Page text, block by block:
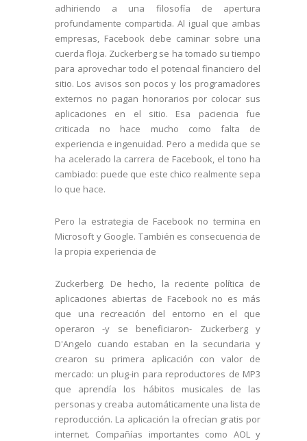
adhiriendo a una filosofía de apertura
profundamente compartida. Al igual que ambas
empresas, Facebook debe caminar sobre una
cuerda floja. Zuckerberg se ha tomado su tiempo
para aprovechar todo el potencial financiero del
sitio. Los avisos son pocos y los programadores
externos no pagan honorarios por colocar sus
aplicaciones en el sitio. Esa paciencia fue
criticada no hace mucho como falta de
experiencia e ingenuidad. Pero a medida que se
ha acelerado la carrera de Facebook, el tono ha
cambiado: puede que este chico realmente sepa
lo que hace.
Pero la estrategia de Facebook no termina en
Microsoft y Google. También es consecuencia de
la propia experiencia de
Zuckerberg. De hecho, la reciente política de
aplicaciones abiertas de Facebook no es más
que una recreación del entorno en el que
operaron -y se beneficiaron- Zuckerberg y
D'Angelo cuando estaban en la secundaria y
crearon su primera aplicación con valor de
mercado: un plug-in para reproductores de MP3
que aprendía los hábitos musicales de las
personas y creaba automáticamente una lista de
reproducción. La aplicación la ofrecían gratis por
internet. Compañías importantes como AOL y